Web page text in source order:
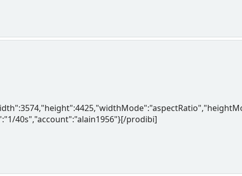
40s","account":"alain1956"}[/prodibi]